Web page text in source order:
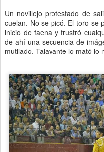
Un novillejo protestado de
cuelan. No se picó. El toro se
inicio de faena y frustró
de ahí una secuencia de
mutilado. Talavante lo mató lo